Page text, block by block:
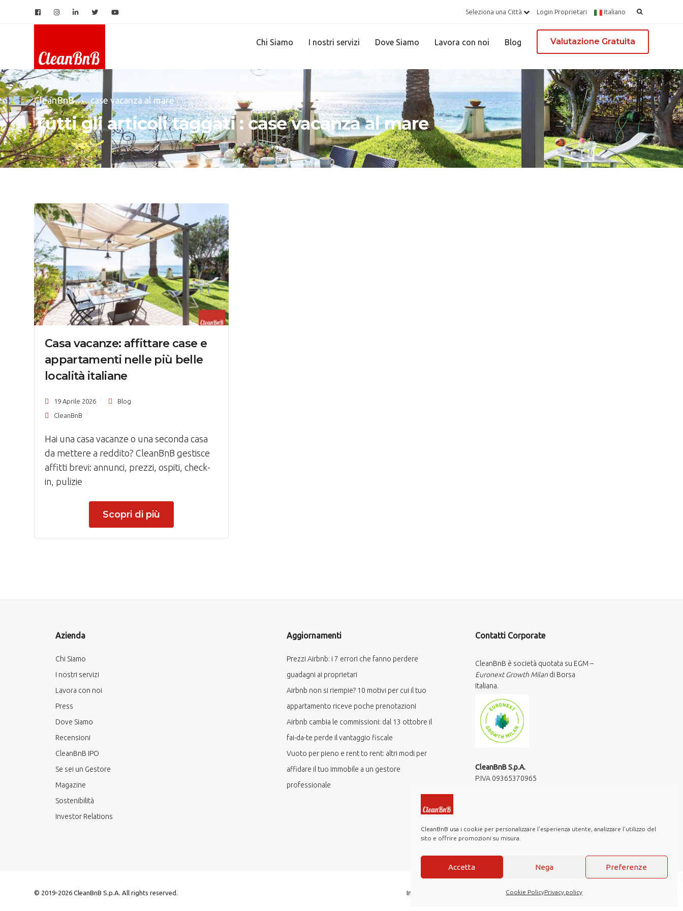
CleanBnB usa i cookie per personalizzare l'esperienza utente, analizzare l'utilizzo del
sito e offrire promozioni su misura.
Accetta Nega Preferenze
Cookie PolicyPrivacy policy
Seleziona una Città Login Proprietari Italiano Ricerca
per:
Chi Siamo I nostri servizi Dove Siamo Lavora con noi Blog Valutazione Gratuita
CleanBnB case vacanza al mare
Tutti gli articoli taggati : case vacanza al mare
Casa vacanze: affittare case e
appartamenti nelle più belle
località italiane
19 Aprile 2026
Blog
CleanBnB
Hai una casa vacanze o una seconda casa
da mettere a reddito? CleanBnB gestisce
affitti brevi: annunci, prezzi, ospiti, check-
in, pulizie
Scopri di più
Azienda
Chi Siamo
I nostri servizi
Lavora con noi
Press
Dove Siamo
Recensioni
CleanBnB IPO
Se sei un Gestore
Magazine
Sostenibilità
Investor Relations
Aggiornamenti
Prezzi Airbnb: i 7 errori che fanno perdere
guadagni ai proprietari
Airbnb non si riempie? 10 motivi per cui il tuo
appartamento riceve poche prenotazioni
Airbnb cambia le commissioni: dal 13 ottobre il
fai-da-te perde il vantaggio fiscale
Vuoto per pieno e rent to rent: altri modi per
affidare il tuo immobile a un gestore
professionale
Contatti Corporate
CleanBnB è società quotata su EGM –
Euronext Growth Milan di Borsa
Italiana.
CleanBnB S.p.A.
P.IVA 09365370965​
© 2019-2026 CleanBnB S.p.A. All rights reserved. Investor Relations Privacy policy Cookie Policy